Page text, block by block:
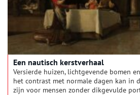
Een nautisch kerstverhaal
Versierde huizen, lichtgevende bomen
het contrast met normale dagen kan in
zijn voor mensen zonder dikgevulde